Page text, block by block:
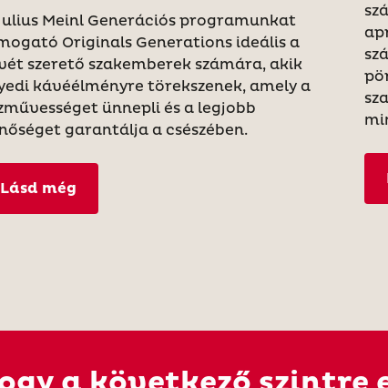
Meinl Generációs programunkat
Originals Generations ideális a
szerető szakemberek számára, akik
kávéélményre törekszenek, amely a
ünnepli és a legjobb
garantálja a csészében.
Lásd még